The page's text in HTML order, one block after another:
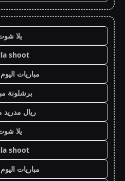
يلا
shoot
مباريات
برشلونة
ريال مدريد
يلا
shoot
مباريات